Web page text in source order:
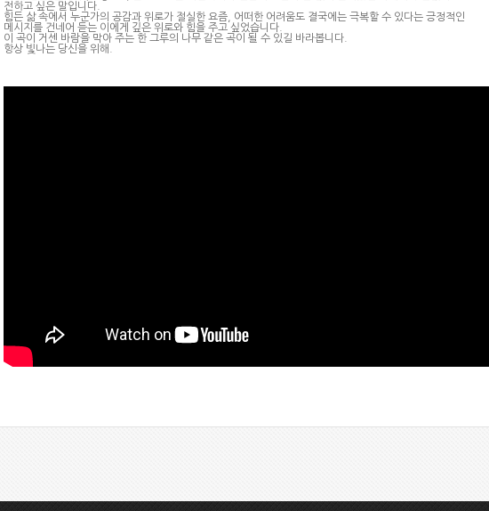
전하고 싶은 말입니다
힘든 삶 속에서 누군가의 공감과 위로가 절실한 요즘
어떠한 어려움도 결국에는 극복할 수 있다는 긍정적인
메시지를 건네어 듣는 이에게 깊은 위로와 힘을 주고 싶었습니다
이 곡이 거센 바람을 막아 주는 한 그루의 나무 같은 곡이 될 수 있길 바라봅니다
항상 빛나는 당신을 위해